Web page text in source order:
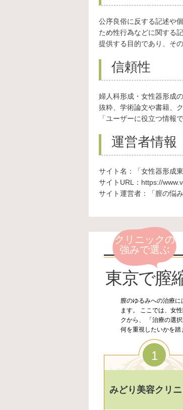
公序良俗に反する記述や
ため性行為などに関する
提供する目的であり、そ
信頼性
婦人科形成・女性器形成
抜粋、学術論文や書籍、
「ユーザーに役立つ情報
運営者情報
サイト名：「女性器形成
サイトURL：https://
サイト運営者：「膣の悩
クリニックの
強みで選ぶ
東京で膣
膣のゆるみへの治療
ます。 ここでは、女
クから、 「治療の選
何を重視したいかを踏
1
みどり美容クリ